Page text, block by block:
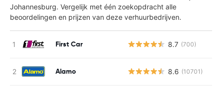
Johannesburg. Vergelijk met één zoekopdracht alle
beoordelingen en prijzen van deze verhuurbedrijven.
First Car 8.7 (700)
Alamo 8.6 (10701)